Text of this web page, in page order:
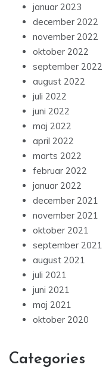
januar 2023
december 2022
november 2022
oktober 2022
september 2022
august 2022
juli 2022
juni 2022
maj 2022
april 2022
marts 2022
februar 2022
januar 2022
december 2021
november 2021
oktober 2021
september 2021
august 2021
juli 2021
juni 2021
maj 2021
oktober 2020
Categories